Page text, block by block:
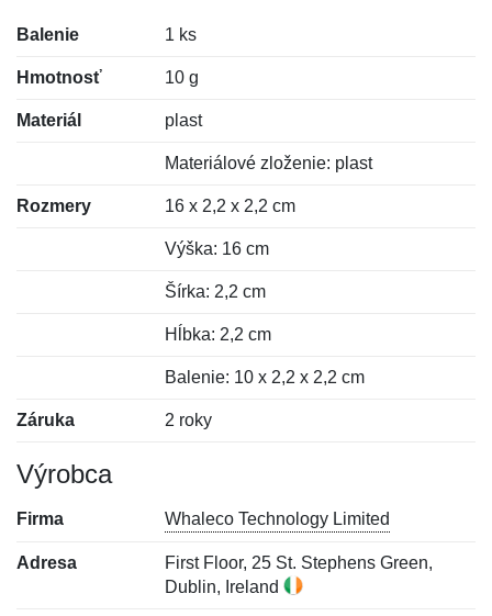
Balenie 1 ks
Hmotnosť 10 g
Materiál plast
Materiálové zloženie: plast
Rozmery 16 x 2,2 x 2,2 cm
Výška: 16 cm
Šírka: 2,2 cm
Hĺbka: 2,2 cm
Balenie: 10 x 2,2 x 2,2 cm
Záruka 2 roky
Výrobca
Firma Whaleco Technology Limited
Adresa
First Floor, 25 St. Stephens Green,
Dublin, Ireland